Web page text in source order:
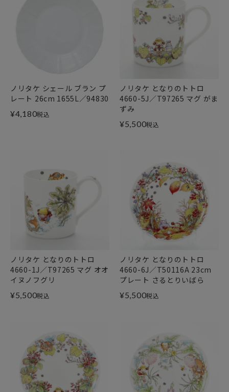
ノリタケ シェール ブラン プ
レート 26cm 1655L／94830
¥4,180税込
ノリタケ となりのトトロ
4660-5J／T97265 マグ がま
ずみ
¥5,500税込
ノリタケ となりのトトロ
4660-1J／T97265 マグ オオ
イヌノフグリ
¥5,500税込
ノリタケ となりのトトロ
4660-6J／T50116A 23cm
プレート さるとりいばら
¥5,500税込